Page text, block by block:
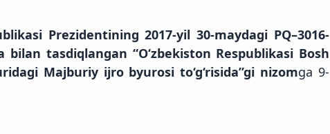
Prezidentining 2017-yil 30-maydagi PQ–3016-
bilan tasdiqlangan “O‘zbekiston Respublikasi Bosh
Majburiy ijro byurosi to‘g‘risida”gi nizomga 9-